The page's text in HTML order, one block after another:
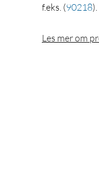
f.eks. (90218)
Les mer om